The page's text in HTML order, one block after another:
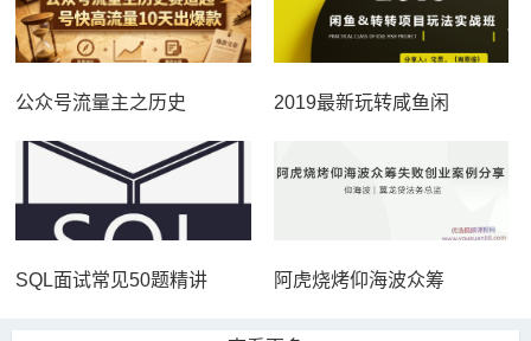
公众号流量主之历史 2019最新玩转咸鱼闲
SQL面试常见50题精讲 阿虎烧烤仰海波众筹